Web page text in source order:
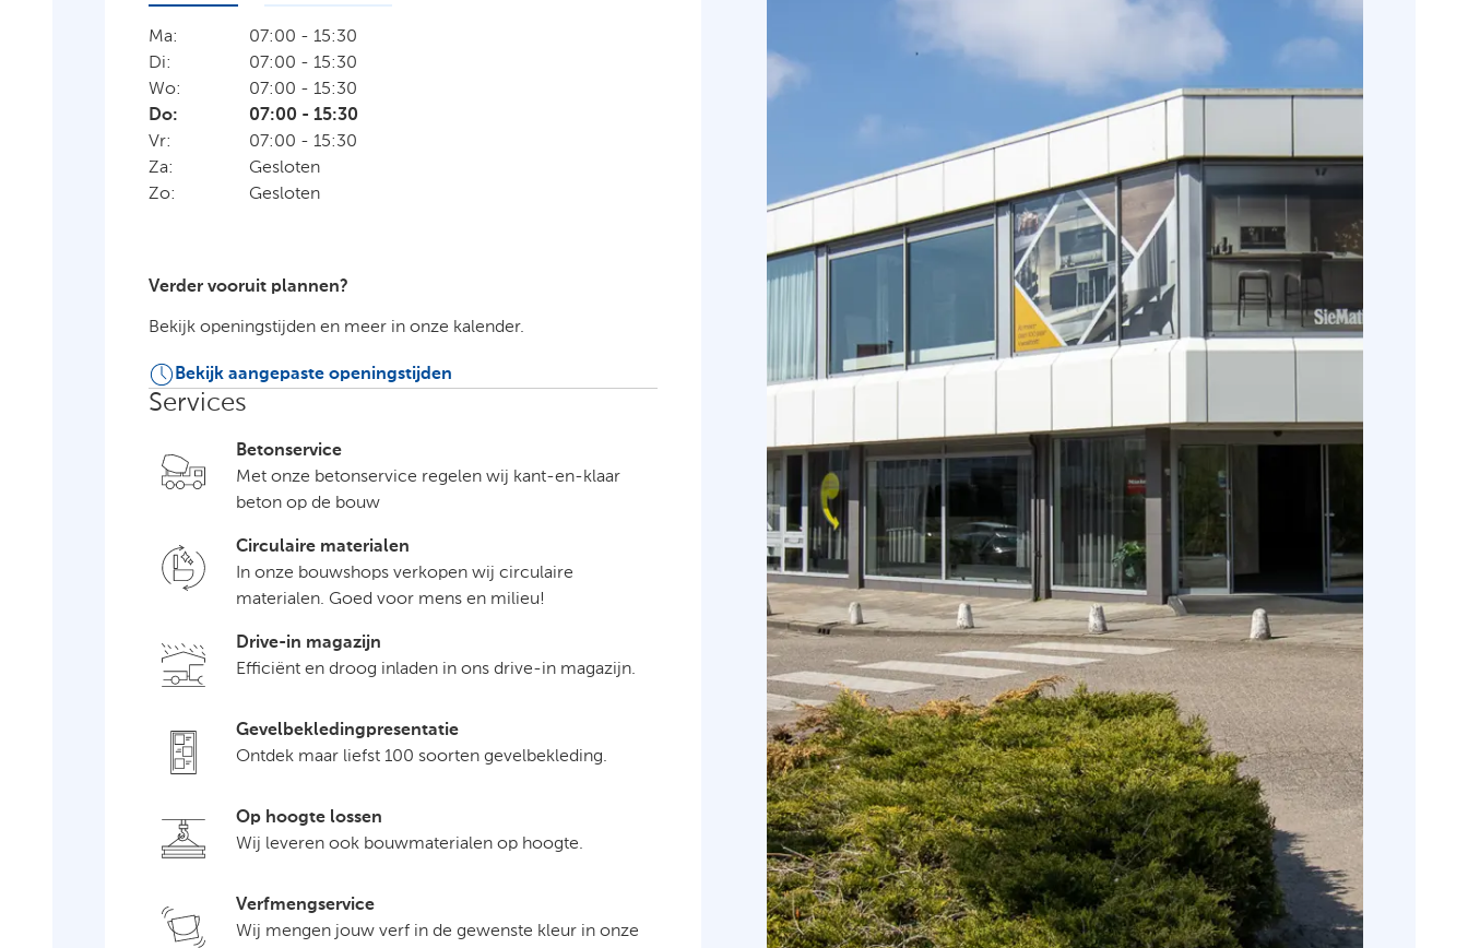
Ma: 07:00 - 15:30
Di:
07:00 - 15:30
Wo:
07:00 - 15:30
Do:
07:00 - 15:30
Vr:
07:00 - 15:30
Za:
Gesloten
Zo:
Gesloten
Verder vooruit plannen?
Bekijk openingstijden en meer in onze kalender.
Bekijk aangepaste openingstijden
Services
Betonservice
Met onze betonservice regelen wij kant-en-klaar
beton op de bouw
Circulaire materialen
In onze bouwshops verkopen wij circulaire
materialen. Goed voor mens en milieu!
Drive-in magazijn
Efficiënt en droog inladen in ons drive-in magazijn.
Gevelbekledingpresentatie
Ontdek maar liefst 100 soorten gevelbekleding.
Op hoogte lossen
Wij leveren ook bouwmaterialen op hoogte.
Verfmengservice
Wij mengen jouw verf in de gewenste kleur in onze
Gesloten
Gesloten
Verder vooruit plannen?
Bekijk openingstijden en meer in onze kalender.
Bekijk aangepaste openingstijden
Services
Door ons netwerk van monteurs hebben we altijd
de ideale partner voor jouw project.
3D ontwerpen
Onze adviseurs ontwerpen jouw nieuwe badkamer
of keuken in 3D.
Kopersbegeleiding
Onze adviseurs begeleiden u tijdens uw
koopprocces